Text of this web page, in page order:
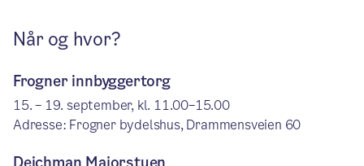
Når og hvor?
Frogner innbyggertorg
15. – 19. september, kl. 11.00–15.00
Adresse: Frogner bydelshus, Drammensveien 60